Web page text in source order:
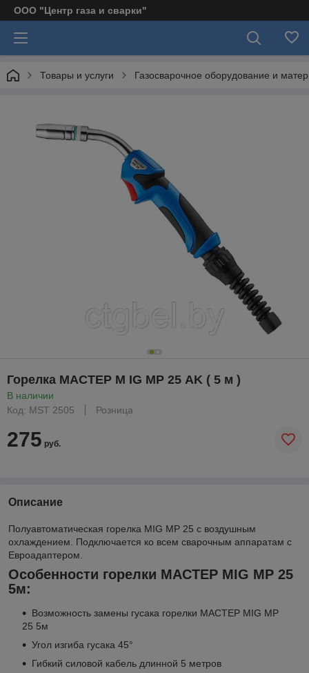
ООО "Центр газа и сварки"
Товары и услуги Газосварочное оборудование и
Горелка МАСТЕР M IG MР 25 AK ( 5 м )
В наличии
Код: MST 2505
Розница
275 руб.
Описание
Полуавтоматическая горелка MIG MP 25 с воздушным
охлаждением. Подключается ко всем сварочным аппаратам с
Евроадаптером.
Особенности горелки МАСТЕР MIG MP 25
5м:
Возможность замены гусака горелки МАСТЕР MIG MP
25 5м
Угол изгиба гусака 45°
Гибкий силовой кабель длинной 5 метров